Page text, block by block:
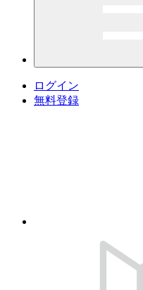
ログイン
無料登録